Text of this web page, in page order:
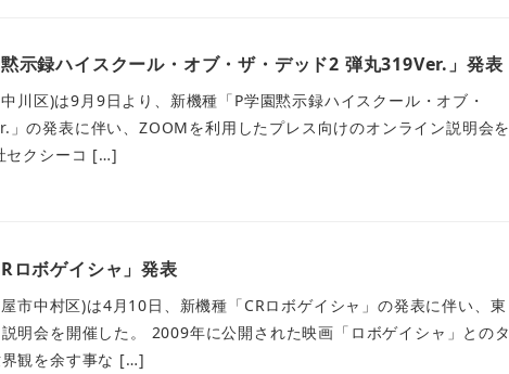
示録ハイスクール・オブ・ザ・デッド2 弾丸319Ver.」発表
川区)は9月9日より、新機種「P学園黙示録ハイスクール・オブ・
」の発表に伴い、ZOOMを利用したプレス向けのオンライン説明会を
セクシーコ […]
ボゲイシャ」発表
市中村区)は4月10日、新機種「CRロボゲイシャ」の発表に伴い、東
明会を開催した。 2009年に公開された映画「ロボゲイシャ」とのタ
観を余す事な […]